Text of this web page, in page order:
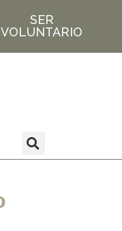
SER
VOLUNTARIO